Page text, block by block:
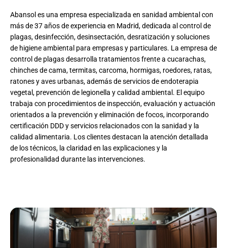
Abansol es una empresa especializada en sanidad ambiental con
más de 37 años de experiencia en Madrid, dedicada al control de
plagas, desinfección, desinsectación, desratización y soluciones
de higiene ambiental para empresas y particulares. La empresa de
control de plagas desarrolla tratamientos frente a cucarachas,
chinches de cama, termitas, carcoma, hormigas, roedores, ratas,
ratones y aves urbanas, además de servicios de endoterapia
vegetal, prevención de legionella y calidad ambiental. El equipo
trabaja con procedimientos de inspección, evaluación y actuación
orientados a la prevención y eliminación de focos, incorporando
certificación DDD y servicios relacionados con la sanidad y la
calidad alimentaria. Los clientes destacan la atención detallada
de los técnicos, la claridad en las explicaciones y la
profesionalidad durante las intervenciones.